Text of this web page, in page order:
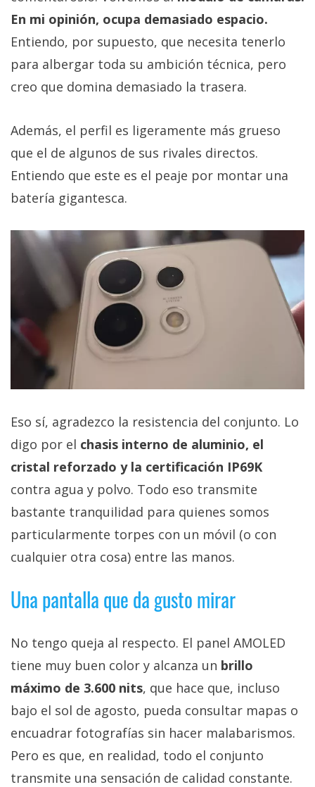
En mi opinión, ocupa demasiado espacio.
Entiendo, por supuesto, que necesita tenerlo
para albergar toda su ambición técnica, pero
creo que domina demasiado la trasera.
Además, el perfil es ligeramente más grueso
que el de algunos de sus rivales directos.
Entiendo que este es el peaje por montar una
batería gigantesca.
Eso sí, agradezco la resistencia del conjunto. Lo
digo por el chasis interno de aluminio, el
cristal reforzado y la certificación IP69K
contra agua y polvo. Todo eso transmite
bastante tranquilidad para quienes somos
particularmente torpes con un móvil (o con
cualquier otra cosa) entre las manos.
Una pantalla que da gusto mirar
No tengo queja al respecto. El panel AMOLED
tiene muy buen color y alcanza un brillo
máximo de 3.600 nits, que hace que, incluso
bajo el sol de agosto, pueda consultar mapas o
encuadrar fotografías sin hacer malabarismos.
Pero es que, en realidad, todo el conjunto
transmite una sensación de calidad constante.